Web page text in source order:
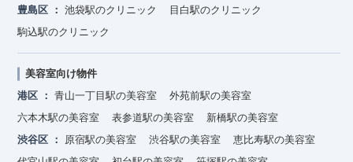
豊島区
池袋駅のクリニック
目白駅のクリニック
駒込駅のクリニック
美容室向け物件
港区
青山一丁目駅の美容室
外苑前駅の美容室
六本木駅の美容室
表参道駅の美容室
新橋駅の美容室
渋谷区
原宿駅の美容室 渋谷駅の美容室
恵比寿駅の美容室